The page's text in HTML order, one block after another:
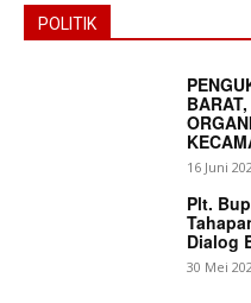
POLITIK
16 Juni
Plt.
Dialog
30 Mei